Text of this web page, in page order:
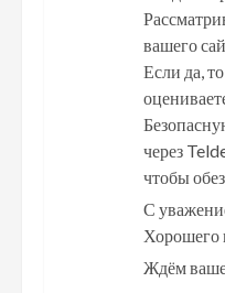
вашего
Если да,
через
чтобы
С
Хорошего
Ждём